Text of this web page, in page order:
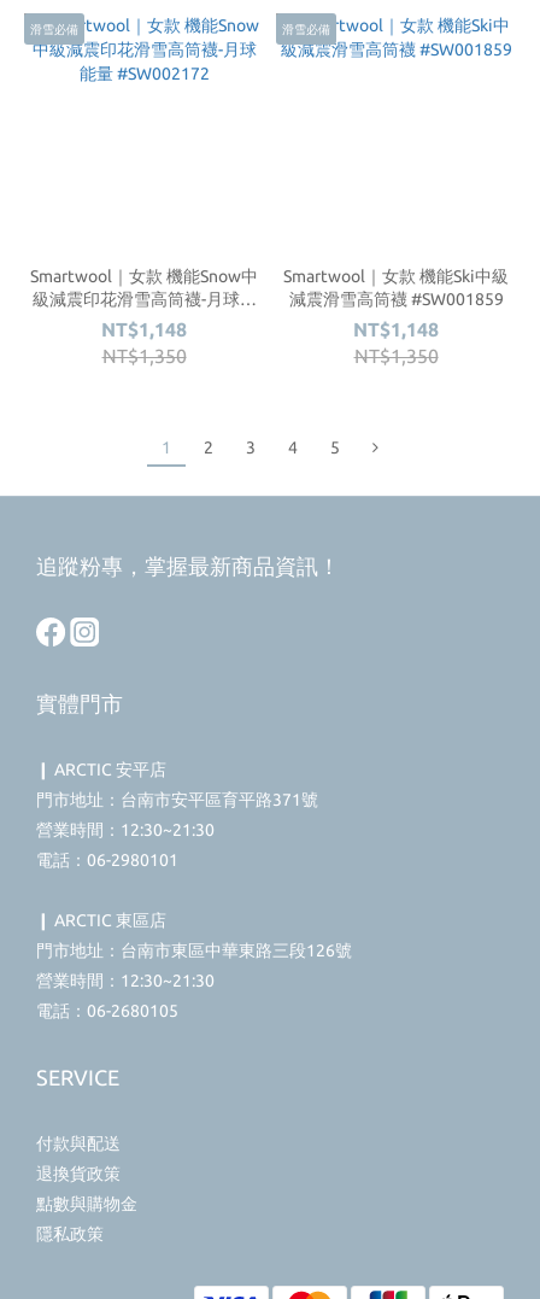
滑雪必備
Smartwool｜女款 機能Snow中
級減震印花滑雪高筒襪-月球能
量 #SW002172
NT$1,148
NT$1,350
滑雪必備
Smartwool｜女款 機能Ski中級
減震滑雪高筒襪 #SW001859
NT$1,148
NT$1,350
1 2 3 4 5
追蹤粉專，掌握最新商品資訊！
實體門市
❙ ARCTIC 安平店
門市地址：台南市安平區育平路371號
營業時間：12:30~21:30
電話：06-2980101
❙ ARCTIC 東區店
門市地址：台南市東區中華東路三段126號
營業時間：12:30~21:30
電話：06-2680105
SERVICE
付款與配送
退換貨政策
點數與購物金
隱私政策